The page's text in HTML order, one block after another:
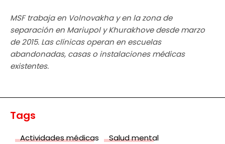
MSF trabaja en Volnovakha y en la zona de
separación en Mariupol y Khurakhove desde marzo
de 2015. Las clínicas operan en escuelas
abandonadas, casas o instalaciones médicas
existentes.
Tags
Actividades médicas Salud mental